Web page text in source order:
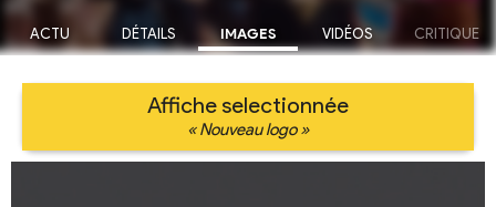
ACTU DÉTAILS IMAGES VIDÉOS CRITIQUE
Affiche selectionnée
« Nouveau logo »